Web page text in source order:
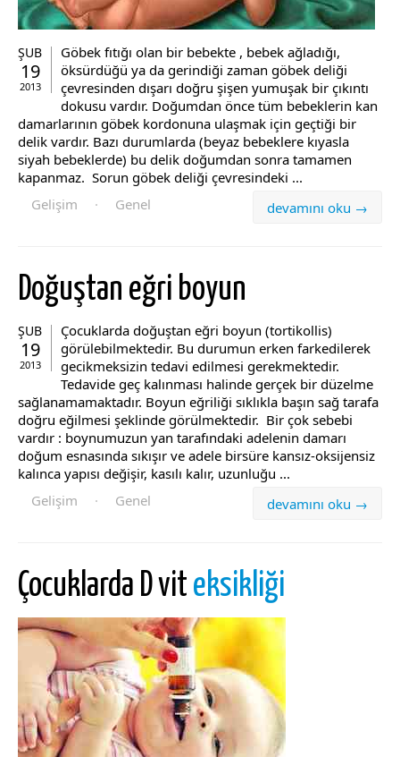
ŞUB
19
2013
Göbek fıtığı olan bir bebekte , bebek ağladığı,
öksürdüğü ya da gerindiği zaman göbek deliği
çevresinden dışarı doğru şişen yumuşak bir çıkıntı
dokusu vardır. Doğumdan önce tüm bebeklerin kan
damarlarının göbek kordonuna ulaşmak için geçtiği bir
delik vardır. Bazı durumlarda (beyaz bebeklere kıyasla
siyah bebeklerde) bu delik doğumdan sonra tamamen
kapanmaz. Sorun göbek deliği çevresindeki ...
devamını oku →
Gelişim · Genel
Doğuştan eğri boyun
ŞUB
19
2013
Çocuklarda doğuştan eğri boyun (tortikollis)
görülebilmektedir. Bu durumun erken farkedilerek
gecikmeksizin tedavi edilmesi gerekmektedir.
Tedavide geç kalınması halinde gerçek bir düzelme
sağlanamamaktadır. Boyun eğriliği sıklıkla başın sağ tarafa
doğru eğilmesi şeklinde görülmektedir. Bir çok sebebi
vardır : boynumuzun yan tarafındaki adelenin damarı
doğum esnasında sıkışır ve adele birsüre kansız-oksijensiz
kalınca yapısı değişir, kasılı kalır, uzunluğu ...
devamını oku →
Gelişim · Genel
Çocuklarda D vit eksikliği